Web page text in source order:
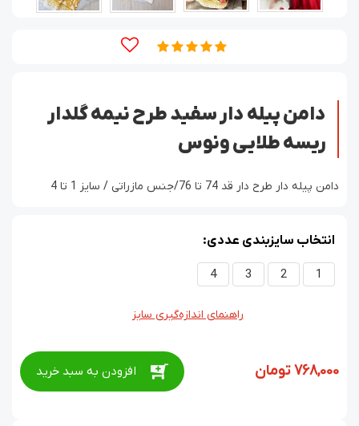
دامن پیله دار سفید طرح نیمه گلدار
ریسه طلایی ونوس
دامن پیله دار طرح دار قد 74 تا 76/جنس مازراتی / سایز 1 تا 4
انتخاب سایزبندی عددی:
1
2
3
4
راهنمای اندازه‌گیری سایز
768,000تومان افزودن به سبد خرید